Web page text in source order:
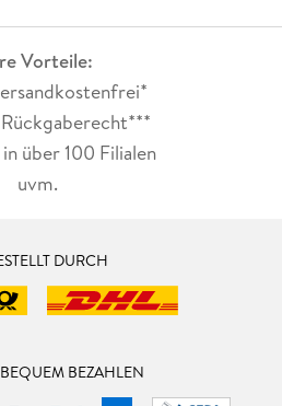
Vorteile:
über 100 Filialen
uvm.
DURCH
BEZAHLEN